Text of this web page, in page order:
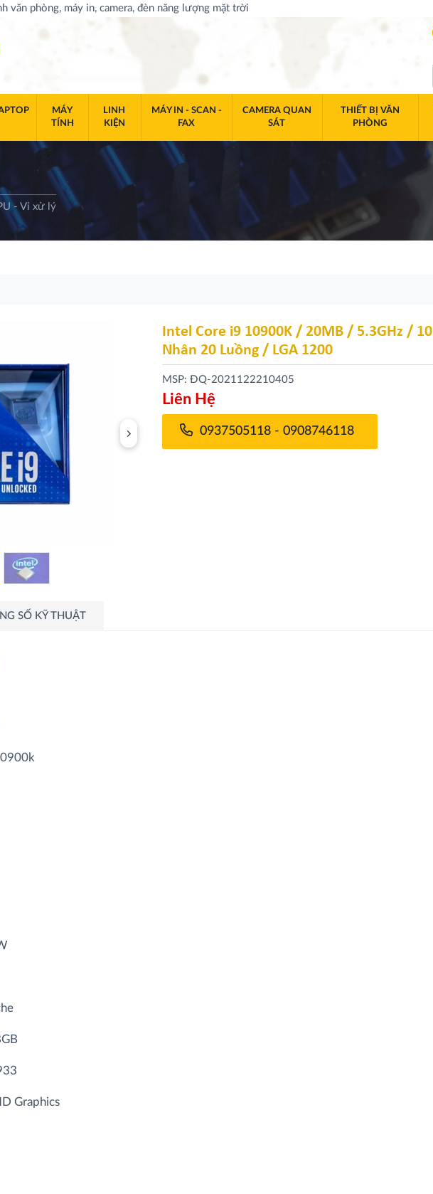
văn phòng, máy in, camera, đèn năng lượng mặt trời
MÁY
TÍNH
LINH
KIỆN
MÁY IN - SCAN -
FAX
CAMERA QUAN
SÁT
THIẾT BỊ VĂN
PHÒNG
- Vi xử lý
Intel Core i9 10900K / 20MB / 5.3GHz / 10
Nhân 20 Luồng / LGA 1200
MSP: ĐQ-2021122210405
Liên Hệ
0937505118 - 0908746118
SỐ KỸ THUẬT
Graphics